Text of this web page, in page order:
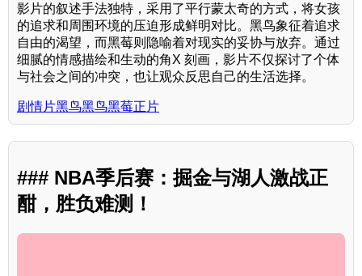
影片的叙述手法独特，采用了平行蒙太奇的方式，将女孩
的追求和周围环境的压迫形成鲜明对比。黑鸟象征着追求
自由的渴望，而黑莓则隐喻着对现实的妥协与放弃。通过
细腻的情感描绘和生动的角X 刻画，影片不仅探讨了个体
与社会之间的冲突，也让观众反思自己的生活选择。
剧情片黑鸟黑鸟黑莓正片
### NBA季后赛：掘金与湖人激战正
酣，胜负难测！